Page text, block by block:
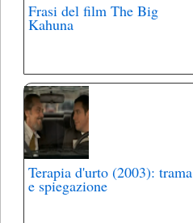
Frasi del film The Big
Kahuna
Terapia d'urto (2003): trama
e spiegazione